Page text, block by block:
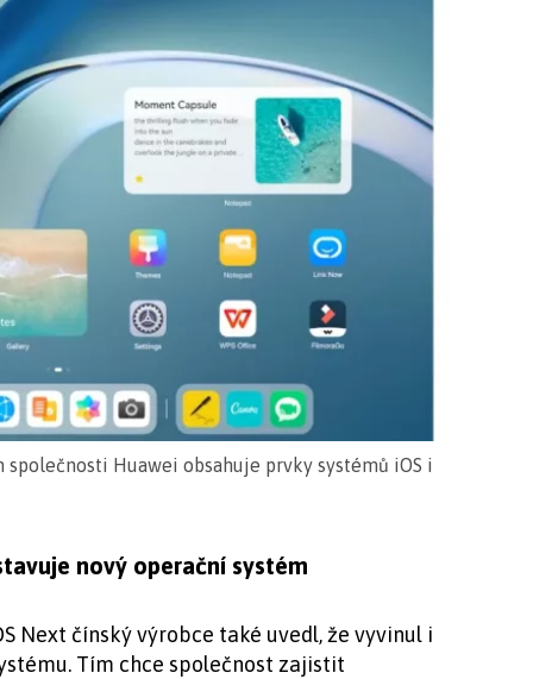
společnosti Huawei obsahuje prvky systémů iOS i
nový operační systém
Next čínský výrobce také uvedl, že vyvinul i
Tím chce společnost zajistit